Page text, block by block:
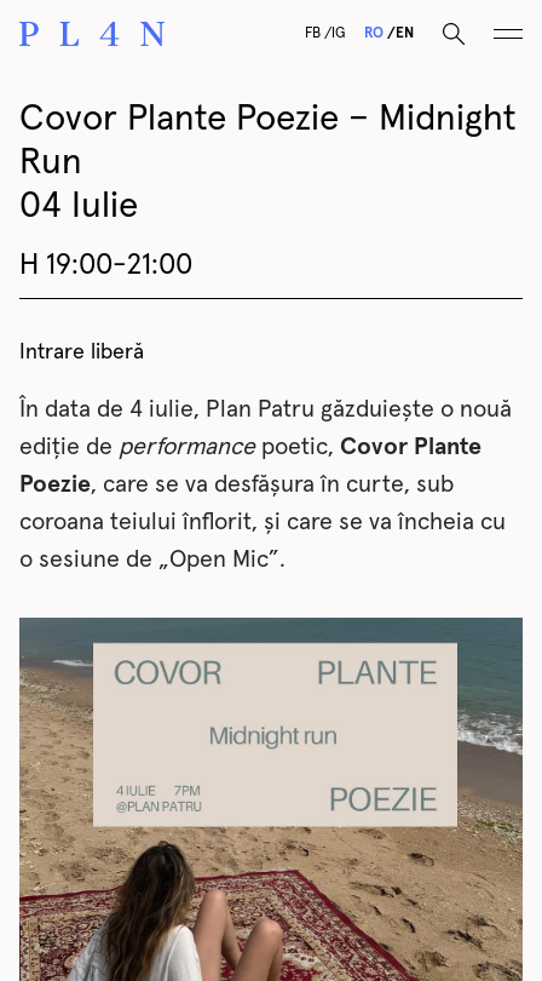
FB G RO EN
Covor Plante Poezie – Midnight
Run
04 Iulie
H 19:00-21:00
Intrare liberă
În data de 4 iulie, Plan Patru găzduiește o nouă
ediție de performancepoetic, Covor Plante
Poezie, care se va desfășura în curte, sub
coroana teiului înflorit, și care se va încheia cu
o sesiune de „Open Mic”.